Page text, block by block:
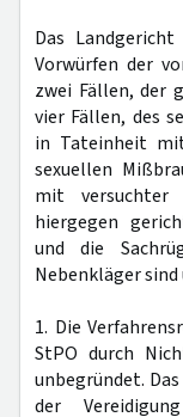
Das
Vorwürfen der
zwei Fällen, der
vier Fällen, des
in Tateinheit
sexuellen
mit versuchter
hiergegen
und die
Nebenkläger
1. Die
StPO durch
unbegründet.
der